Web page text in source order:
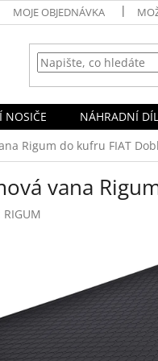
MOJE OBJEDNÁVKA
NOSIČE NÁHRADNÍ
Rigum do kufru FIAT
vana
RIGUM